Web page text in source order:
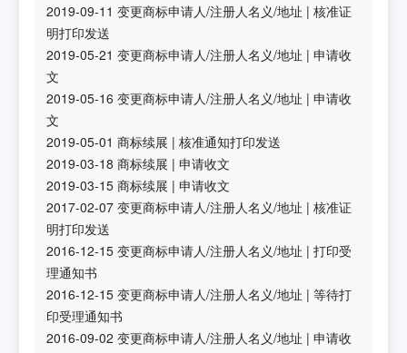
2019-09-11 变更商标申请人/注册人名义/地址 |核准证
明打印发送
2019-05-21 变更商标申请人/注册人名义/地址 |申请收
文
2019-05-16 变更商标申请人/注册人名义/地址 |申请收
文
2019-05-01 商标续展 |核准通知打印发送
2019-03-18 商标续展 |申请收文
2019-03-15 商标续展 |申请收文
2017-02-07 变更商标申请人/注册人名义/地址 |核准证
明打印发送
2016-12-15 变更商标申请人/注册人名义/地址 |打印受
理通知书
2016-12-15 变更商标申请人/注册人名义/地址 |等待打
印受理通知书
2016-09-02 变更商标申请人/注册人名义/地址 |申请收